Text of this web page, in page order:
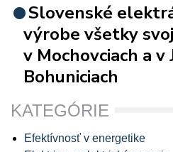
Slovenské
výrobe všetky
v Mochovciach a v
Bohuniciach
KATEGÓRIE
Efektívnosť v energetike